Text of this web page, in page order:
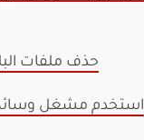
7. حذف ملفات
8. استخدم مشغل